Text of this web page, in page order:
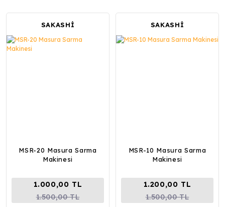
SAKASHİ
MSR-20 Masura Sarma
Makinesi
1.000,00 TL
1.500,00 TL
SAKASHİ
MSR-10 Masura Sarma
Makinesi
1.200,00 TL
1.500,00 TL